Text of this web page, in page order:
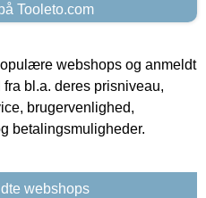
Tooleto.com
webshops og anmeldt
bl.a. deres prisniveau,
brugervenlighed,
betalingsmuligheder.
webshops